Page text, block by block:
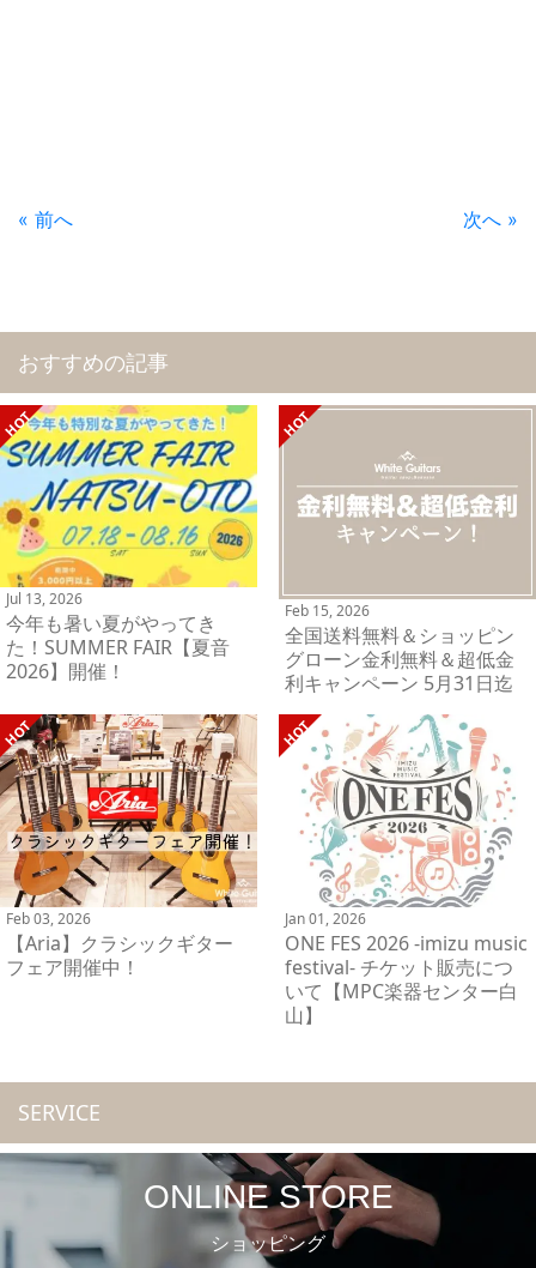
« 前へ 次へ »
おすすめの記事
Jul 13, 2026
今年も暑い夏がやってき
た！SUMMER FAIR【夏音
2026】開催！
Feb 15, 2026
全国送料無料＆ショッピン
グローン金利無料＆超低金
利キャンペーン 5月31日迄
Feb 03, 2026
【Aria】クラシックギター
フェア開催中！
Jan 01, 2026
ONE FES 2026 -imizu music
festival- チケット販売につ
いて【MPC楽器センター白
山】
SERVICE
ONLINE STORE
ショッピング